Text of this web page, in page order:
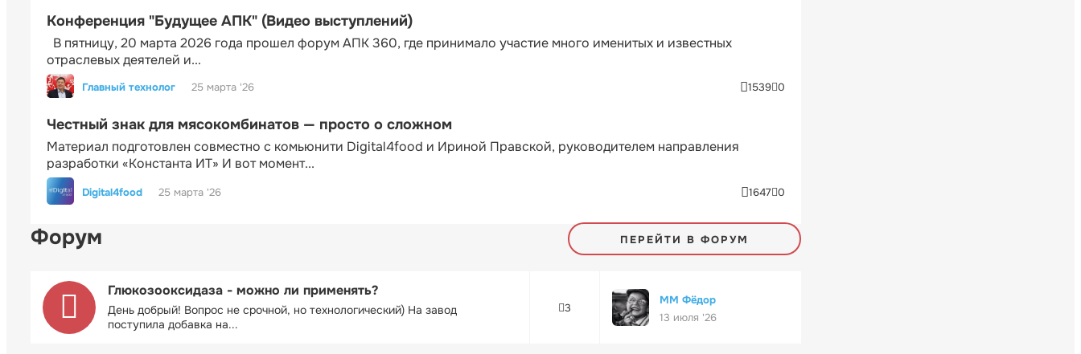
Конференция "Будущее АПК" (Видео выступлений)
В пятницу, 20 марта 2026 года прошел форум АПК 360, где принимало участие много именитых и известных
отраслевых деятелей и...
Главный технолог 25 марта '26 1539 0
Честный знак для мясокомбинатов — просто о сложном
Материал подготовлен совместно с комьюнити Digital4food и Ириной Правской, руководителем направления
разработки «Константа ИТ» И вот момент...
Digital4food 25 марта '26 1647 0
Форум ПЕРЕЙТИ В ФОРУМ
Глюкозооксидаза - можно ли применять?
День добрый! Вопрос не срочной, но технологический) На завод
поступила добавка на...
3
ММ Фёдор
13 июля '26